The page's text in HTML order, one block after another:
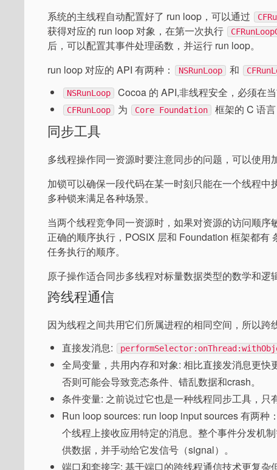
系统的主线程自动配置好了 run loop，可以通过
获得对应的 run loop 对象，在第一次执行
后，可以配置其事件处理函数，并运行 run loop。
run loop 对应的 API 有两种：
NSRunLoop 和
NSRunLoop Cocoa 的 API,非线程安全，必须在
CFRunLoop 为 Core Foundation 框架的 C 语
同步工具
多线程操作同一资源时要注意同步的问题，可以使用
加锁可以确保一段代码在某一时刻只能在一个线程
多种锁来满足各种场景。
当两个线程竞争同一资源时，如果对资源的访问顺
正确的顺序执行，POSIX 层和 Foundation 框架都
任务执行的顺序。
原子操作适合同步多线程对标量数据类型的数学和逻
跨线程通信
因为线程之间共用它们所属进程的相同空间，所以
直接发消息:
全局变量，共用内存和对象: 相比直接发消息更快
否则可能会导致竞态条件、错乱数据和crash。
条件变量: 之前说过它也是一种线程同步工具，只
Run loop sources: run loop input sources 有两种
个线程上接收应用特定的消息。整个事件分发机
供数据，并手动给它发信号（signal）。
端口和套接字: 基于端口的跨线程通信技术更复